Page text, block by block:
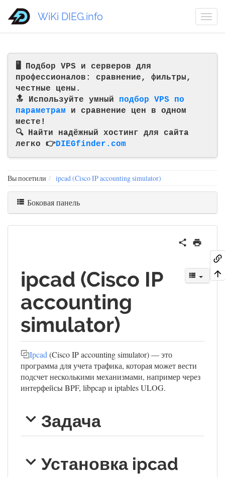
🖥️ Подбор VPS и серверов для
профессионалов: сравнение, фильтры,
честные цены.
🔝 Используйте умный подбор VPS по
параметрам и сравнение цен в одном
месте!
🔍 Найти надёжный хостинг для сайта
легко 👉DIEGfinder.com
WiKi DIEG.info
Вы посетили ipcad (Cisco IP accounting simulator)
Боковая панель
ipcad (Cisco IP
accounting
simulator)
Ipcad (Cisco IP accounting simulator) — это
программа для учета трафика, которая может вести
подсчет несколькими механизмами, например через
интерфейсы BPF, libpcap и iptables ULOG.
Задача
Установка ipcad